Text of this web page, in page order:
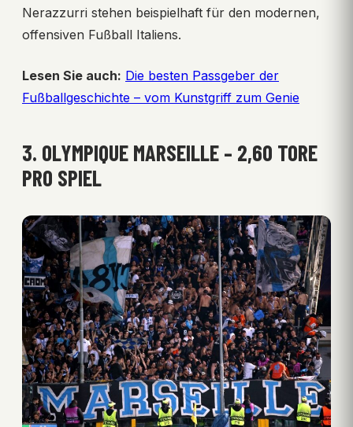
Nerazzurri stehen beispielhaft für den modernen,
offensiven Fußball Italiens.
Lesen Sie auch: Die besten Passgeber der
Fußballgeschichte – vom Kunstgriff zum Genie
3. OLYMPIQUE MARSEILLE – 2,60 TORE
PRO SPIEL